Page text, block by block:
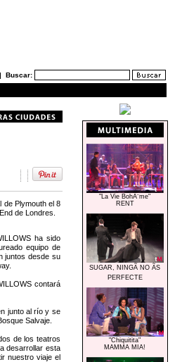
| Buscar:
de Plymouth el 8
de Londres.
ha sido
equipo de
juntos desde su
contará
junto al río y se
Salvaje.
de los teatros
desarrollar esta
nuestro viaje el
"La Vie BohÃ¨me"
RENT
SUGAR, NINGÃ NO ÃS
PERFECTE
"Chiquitita"
MAMMA MIA!